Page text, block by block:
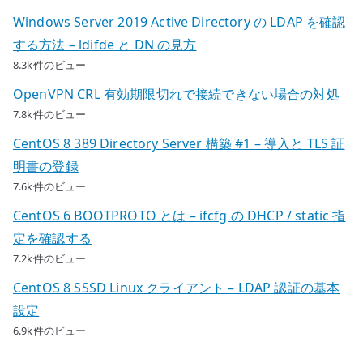
Windows Server 2019 Active Directory の LDAP を確認
する方法 – ldifde と DN の見方
8.3k件のビュー
OpenVPN CRL 有効期限切れで接続できない場合の対処
7.8k件のビュー
CentOS 8 389 Directory Server 構築 #1 – 導入と TLS 証
明書の登録
7.6k件のビュー
CentOS 6 BOOTPROTO とは – ifcfg の DHCP / static 指
定を確認する
7.2k件のビュー
CentOS 8 SSSD Linux クライアント – LDAP 認証の基本
設定
6.9k件のビュー